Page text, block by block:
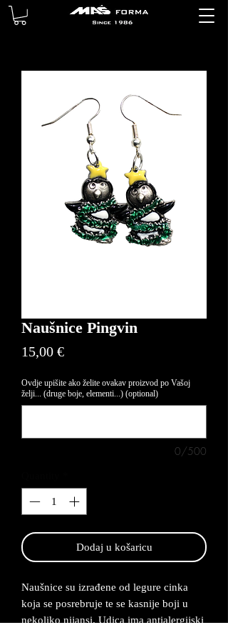
Naušnice Pingvin
15,00 €Price
Ovdje upišite ako želite ovakav proizvod po Vašoj
želji... (druge boje, elementi...) (optional)
0/500
Dodaj u košaricu
Naušnice su izrađene od legure cinka
koja se posrebruje te se kasnije boji u
nekoliko nijansi. Udica ima antialergijski